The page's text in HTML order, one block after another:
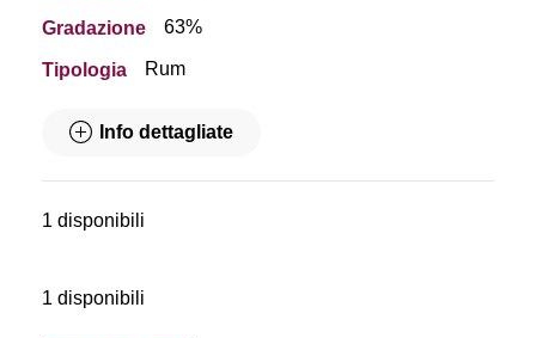
Gradazione 63%
Tipologia Rum
Info dettagliate
1 disponibili
1 disponibili